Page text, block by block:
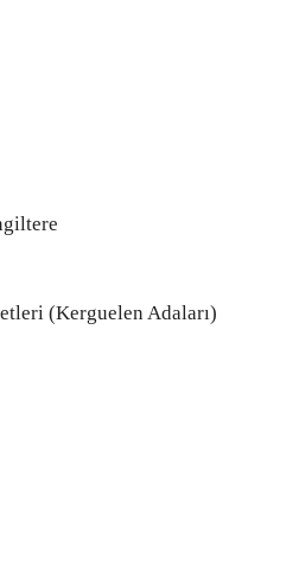
(Kerguelen Adaları)